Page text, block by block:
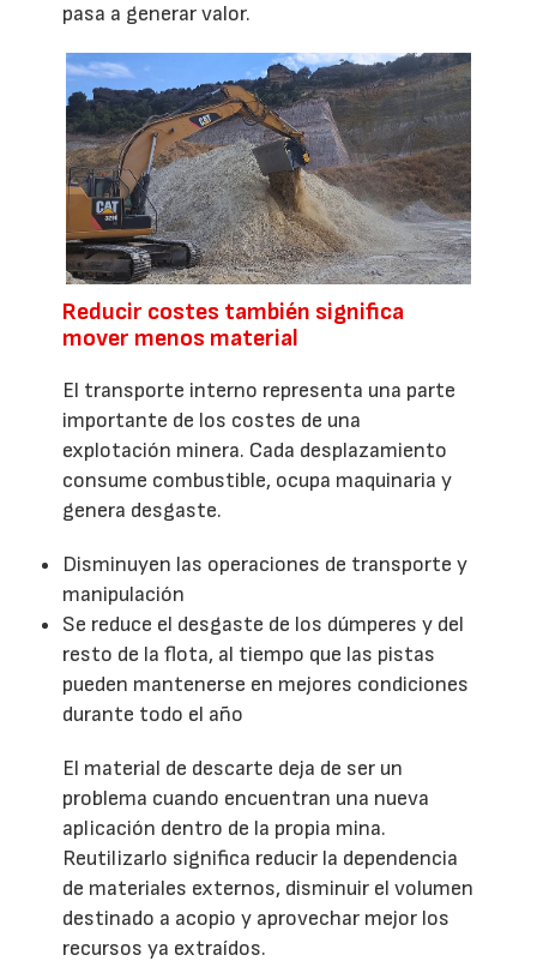
pasa a generar valor.
Reducir costes también significa
mover menos material
El transporte interno representa una parte
importante de los costes de una
explotación minera. Cada desplazamiento
consume combustible, ocupa maquinaria y
genera desgaste.
Disminuyen las operaciones de transporte y
manipulación
Se reduce el desgaste de los dúmperes y del
resto de la flota, al tiempo que las pistas
pueden mantenerse en mejores condiciones
durante todo el año
El material de descarte deja de ser un
problema cuando encuentran una nueva
aplicación dentro de la propia mina.
Reutilizarlo significa reducir la dependencia
de materiales externos, disminuir el volumen
destinado a acopio y aprovechar mejor los
recursos ya extraídos.